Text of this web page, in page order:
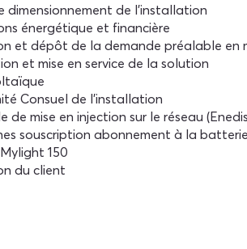
dimensionnement de l’installation
énergétique et financière
et dépôt de la demande préalable en
et mise en service de la solution
Consuel de l’installation
de mise en injection sur le réseau
souscription abonnement à la batterie
150
du client